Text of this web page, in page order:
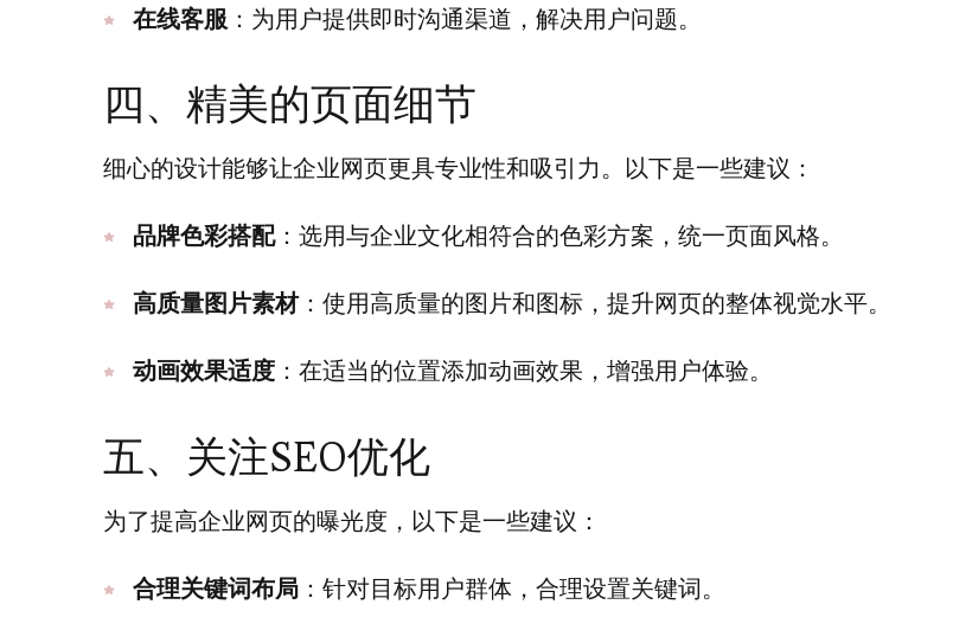
在线客服 ：为用户提供即时沟通渠道，解决用户问题。
四、精美的页面细节
细心的设计能够让企业网页更具专业性和吸引力。以下是一些建议：
品牌色彩搭配：选用与企业文化相符合的色彩方案，统一页面风格。
高质量图片素材：使用高质量的图片和图标，提升网页的整体视觉水平。
动画效果适度 ：在适当的位置添加动画效果，增强用户体验。
五、关注SEO优化
为了提高企业网页的曝光度，以下是一些建议：
合理关键词布局 ：针对目标用户群体，合理设置关键词。